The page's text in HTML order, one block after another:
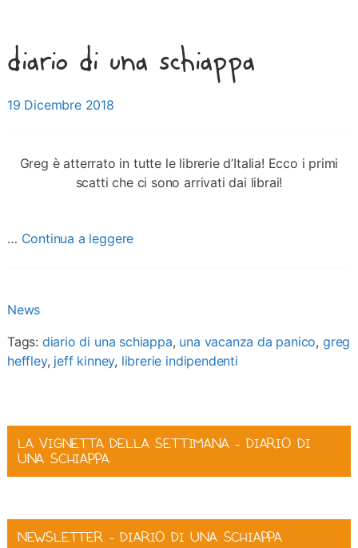
diario di una schiappa
Posted on
19 Dicembre 2018
Greg è atterrato in tutte le librerie d’Italia! Ecco i primi
scatti che ci sono arrivati dai librai!
… Continua a leggere
News
Tags: diario di una schiappa, una vacanza da panico, greg
heffley, jeff kinney, librerie indipendenti
LA VIGNETTA DELLA SETTIMANA – DIARIO DI
UNA SCHIAPPA
NEWSLETTER – DIARIO DI UNA SCHIAPPA